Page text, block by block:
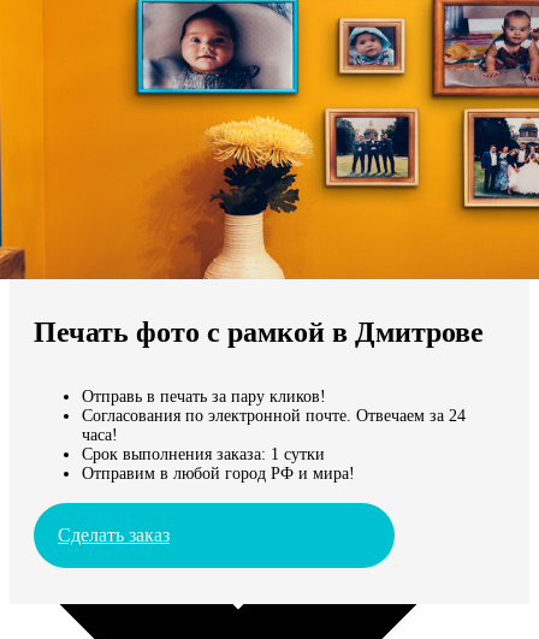
Мы доставляем по всему миру
Продолжить без города
Печать фото с рамкой в Дмитрове
Отправь в печать за пару кликов!
Согласования по электронной почте. Отвечаем за 24
часа!
Срок выполнения заказа: 1 сутки
Отправим в любой город РФ и мира!
Сделать заказ